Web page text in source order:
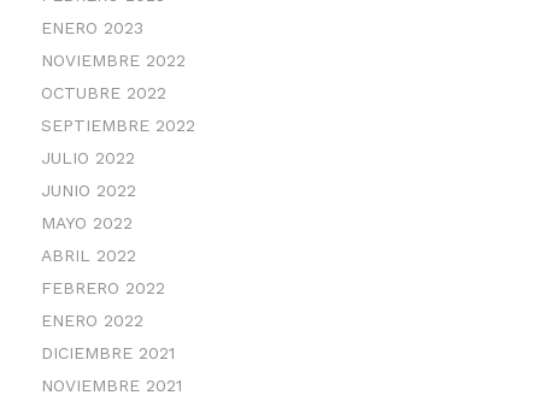
ENERO 2023
NOVIEMBRE 2022
OCTUBRE 2022
SEPTIEMBRE 2022
JULIO 2022
JUNIO 2022
MAYO 2022
ABRIL 2022
FEBRERO 2022
ENERO 2022
DICIEMBRE 2021
NOVIEMBRE 2021